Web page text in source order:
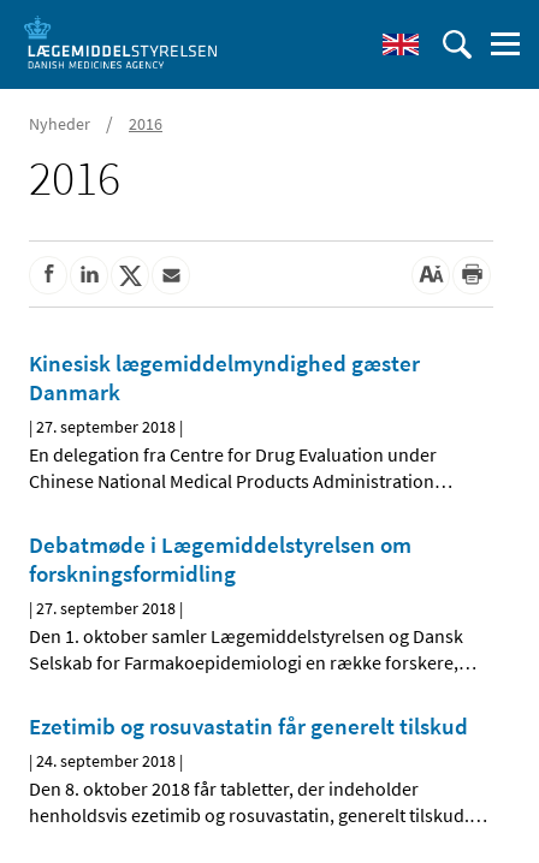
Nyheder / 2016
2016
Kinesisk lægemiddelmyndighed gæster
Danmark
|27. september 2018 |
En delegation fra Centre for Drug Evaluation under
Chinese National Medical Products Administration…
Debatmøde i Lægemiddelstyrelsen om
forskningsformidling
|27. september 2018 |
Den 1. oktober samler Lægemiddelstyrelsen og Dansk
Selskab for Farmakoepidemiologi en række forskere,…
Ezetimib og rosuvastatin får generelt tilskud
|24. september 2018 |
Den 8. oktober 2018 får tabletter, der indeholder
henholdsvis ezetimib og rosuvastatin, generelt tilskud.…